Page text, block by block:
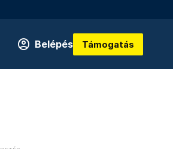
Belépés Támogatás